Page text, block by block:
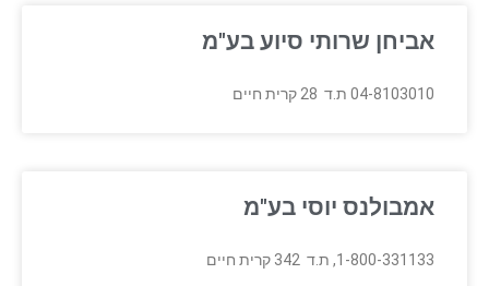
אביחן שרותי סיוע בע"מ
04-8103010 ת.ד 28 קרית חיים
אמבולנס יוסי בע"מ
1-800-331133, ת.ד 342 קרית חיים